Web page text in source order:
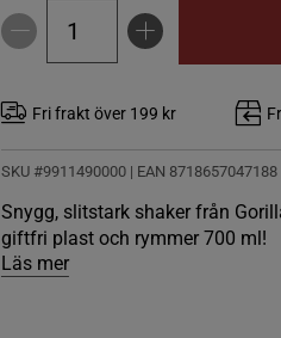
Fri frakt över 199 kr
SKU #9911490000 | EAN 8718657047188
Snygg, slitstark shaker från
giftfri plast och rymmer 700 ml!
Läs mer